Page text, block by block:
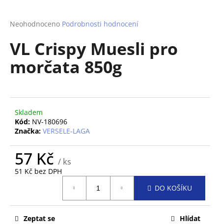
Průměrné
produktu
je
Neohodnoceno Podrobnosti hodnocení
VL Crispy Muesli pro
morčata 850g
Skladem
Kód: NV-180696
Značka: VERSELE-LAGA
57 Kč / ks
51 Kč bez DPH
DO KOŠÍKU
Zeptat se Hlídat
j
t
?
D
o